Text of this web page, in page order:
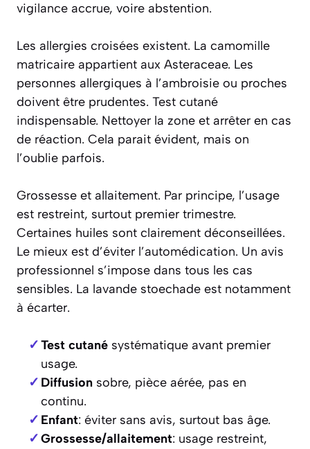
vigilance accrue, voire abstention.
Les allergies croisées existent. La camomille
matricaire appartient aux Asteraceae. Les
personnes allergiques à l’ambroisie ou proches
doivent être prudentes. Test cutané
indispensable. Nettoyer la zone et arrêter en cas
de réaction. Cela parait évident, mais on
l’oublie parfois.
Grossesse et allaitement. Par principe, l’usage
est restreint, surtout premier trimestre.
Certaines huiles sont clairement déconseillées.
Le mieux est d’éviter l’automédication. Un avis
professionnel s’impose dans tous les cas
sensibles. La lavande stoechade est notamment
à écarter.
Test cutanésystématique avant premier
usage.
Diffusionsobre, pièce aérée, pas en
continu.
Enfant: éviter sans avis, surtout bas âge.
Grossesse/allaitement: usage restreint,